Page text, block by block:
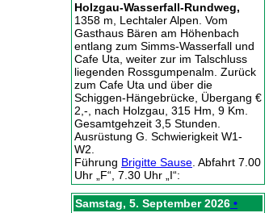
Holzgau-Wasserfall-Rundweg,
1358 m, Lechtaler Alpen. Vom
Gasthaus Bären am Höhenbach
entlang zum Simms-Wasserfall und
Cafe Uta, weiter zur im Talschluss
liegenden Rossgumpenalm. Zurück
zum Cafe Uta und über die
Schiggen-Hängebrücke, Übergang €
2,-, nach Holzgau, 315 Hm, 9 Km.
Gesamtgehzeit 3,5 Stunden.
Ausrüstung G. Schwierigkeit W1-
W2.
Führung Brigitte Sause . Abfahrt 7.00
Uhr „F“, 7.30 Uhr „I“:
Samstag, 5. September 2026 •